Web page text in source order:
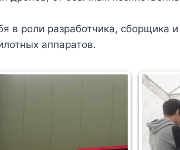
в роли разработчика, сборщика
аппаратов.